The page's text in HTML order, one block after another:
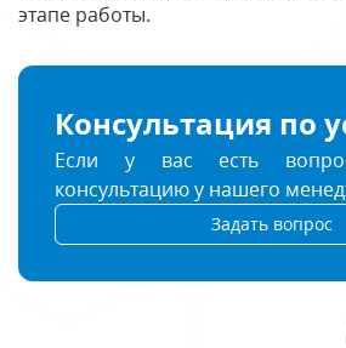
этапе работы.
Консультация по
Если у вас есть
консультацию у нашего
Задать вопрос